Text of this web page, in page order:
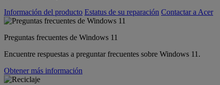
Información del producto Estatus de su reparación Contactar a Acer
Preguntas frecuentes de Windows 11
Encuentre respuestas a preguntar frecuentes sobre Windows 11.
Obtener más información